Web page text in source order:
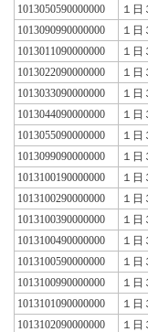
1013050590000000
１
1013090990000000
１
1013011090000000
１
1013022090000000
１
1013033090000000
１
1013044090000000
１
1013055090000000
１
1013099090000000
１
1013100190000000
１
1013100290000000
１
1013100390000000
１
1013100490000000
１
1013100590000000
１
1013100990000000
１
1013101090000000
１
1013102090000000
１